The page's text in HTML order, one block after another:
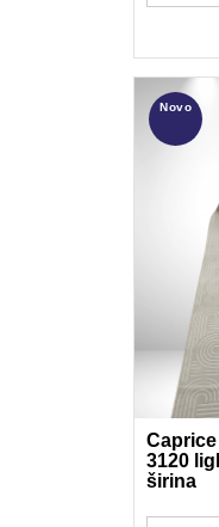
Novo
3120
širina
Poliester -